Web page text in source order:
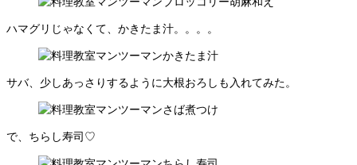
ハマグリじゃなくて、かきたま汁。。。。
サバ、少しあっさりするように大根おろしも入れてみた。
で、ちらし寿司♡